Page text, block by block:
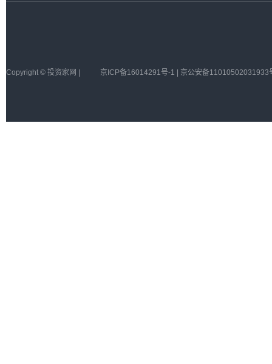
Copyright © 投资家网 | 京ICP备16014291号-1 | 京公安备11010502031933